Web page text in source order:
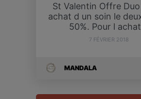
St Valentin Offre
achat d un soin le
50%. Pour l
7 FÉVRIER 2018
MANDALA